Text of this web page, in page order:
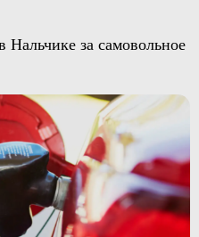
за самовольное